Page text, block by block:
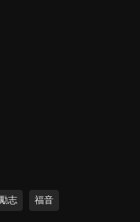
志 福音